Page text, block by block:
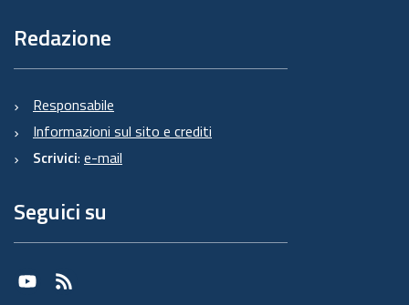
Redazione
Responsabile
Informazioni sul sito e crediti
Scrivici: e-mail
Seguici su
Youtube
RSS